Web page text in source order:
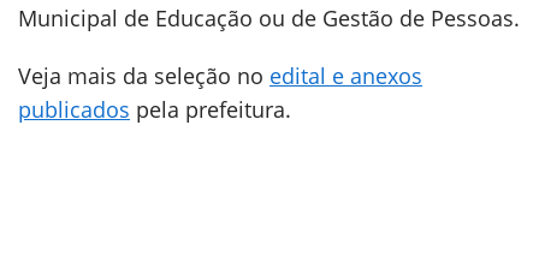
Municipal de Educação ou de Gestão de Pessoas.
Veja mais da seleção no edital e anexos
publicados pela prefeitura.